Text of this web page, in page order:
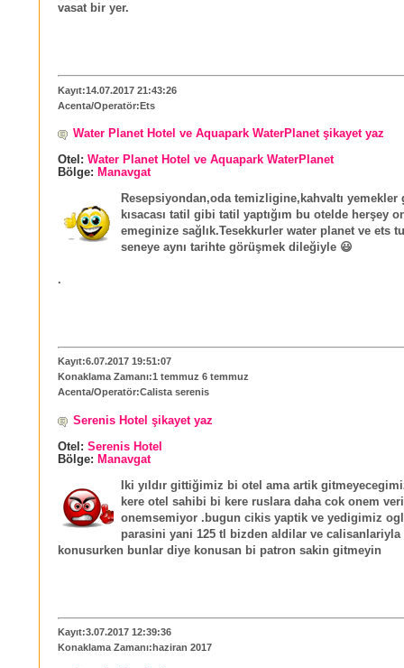
vasat bir yer.
Kayıt:14.07.2017 21:43:26
Acenta/Operatör:Ets
Water Planet Hotel ve Aquapark WaterPlanet şikayet yaz
Otel: Water Planet Hotel ve Aquapark WaterPlanet
Bölge: Manavgat
Resepsiyondan,oda temizligine,kahvaltı yemekler
kısacası tatil gibi tatil yaptığım bu otelde herşey
emeginize sağlık.Tesekkurler water planet ve ets
seneye aynı tarihte görüşmek dileğiyle 😃
.
Kayıt:6.07.2017 19:51:07
Konaklama Zamanı:1 temmuz 6 temmuz
Acenta/Operatör:Calista serenis
Serenis Hotel şikayet yaz
Otel: Serenis Hotel
Bölge: Manavgat
Iki yıldır gittiğimiz bi otel ama artik
kere otel sahibi bi kere ruslara daha cok onem
onemsemiyor .bugun cikis yaptik ve yedigimiz
parasini yani 125 tl bizden aldilar ve calisanlariyla
konusurken bunlar diye konusan bi patron sakin gitmeyin
Kayıt:3.07.2017 12:39:36
Konaklama Zamanı:haziran 2017